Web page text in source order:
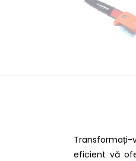
eficient vă